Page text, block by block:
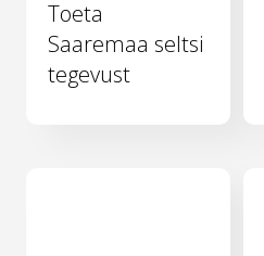
Toeta
Saaremaa seltsi
tegevust